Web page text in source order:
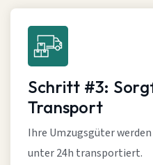
Schritt #3:
Transport
Ihre Umzugsgüter
unter 24h transportiert.